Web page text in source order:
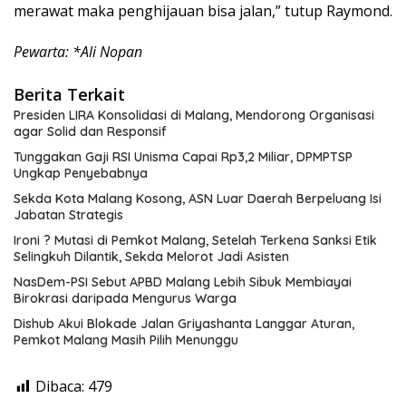
merawat maka penghijauan bisa jalan,” tutup Raymond.
Pewarta: *Ali Nopan
Berita Terkait
Presiden LIRA Konsolidasi di Malang, Mendorong Organisasi
agar Solid dan Responsif
Tunggakan Gaji RSI Unisma Capai Rp3,2 Miliar, DPMPTSP
Ungkap Penyebabnya
Sekda Kota Malang Kosong, ASN Luar Daerah Berpeluang Isi
Jabatan Strategis
Ironi ? Mutasi di Pemkot Malang, Setelah Terkena Sanksi Etik
Selingkuh Dilantik, Sekda Melorot Jadi Asisten
NasDem-PSI Sebut APBD Malang Lebih Sibuk Membiayai
Birokrasi daripada Mengurus Warga
Dishub Akui Blokade Jalan Griyashanta Langgar Aturan,
Pemkot Malang Masih Pilih Menunggu
Dibaca: 479